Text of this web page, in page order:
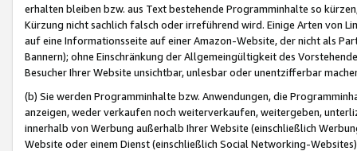
erhalten bleiben bzw. aus Text bestehende Programminhalte so
Kürzung nicht sachlich falsch oder irreführend wird. Einige Arten von
auf eine Informationsseite auf einer Amazon-Website, der nicht als
Bannern); ohne Einschränkung der Allgemeingültigkeit des
Besucher Ihrer Website unsichtbar, unlesbar oder unentzifferbar
(b) Sie werden Programminhalte bzw. Anwendungen, die
anzeigen, weder verkaufen noch weiterverkaufen, weitergeben,
innerhalb von Werbung außerhalb Ihrer Website (einschließlich
Website oder einem Dienst (einschließlich Social Networking-